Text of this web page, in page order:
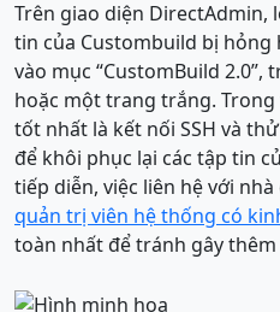
Trên giao diện DirectAdmin,
tin của Custombuild bị hỏng
vào mục “CustomBuild
hoặc một trang trắng.
tốt nhất là kết nối SSH và
để khôi phục lại các tập tin
tiếp diễn, việc liên hệ với
quản trị viên hệ thống có
toàn nhất để tránh gây